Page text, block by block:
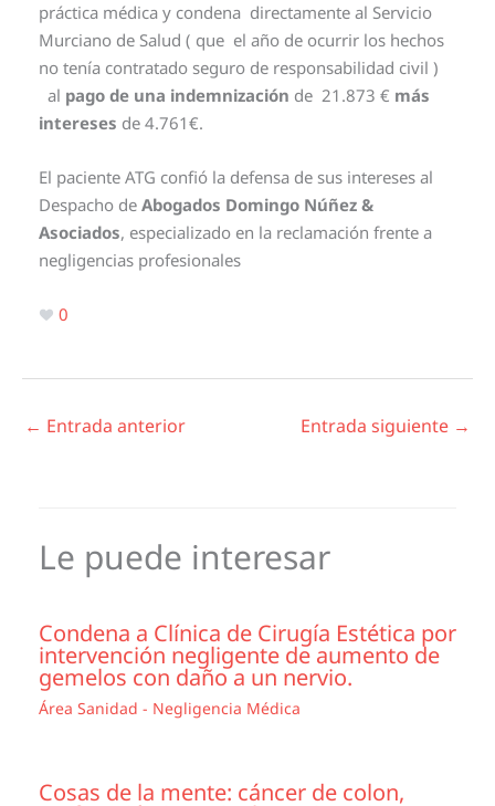
práctica médica y condena directamente al Servicio
Murciano de Salud ( que el año de ocurrir los hechos
no tenía contratado seguro de responsabilidad civil )
al pago de una indemnización de 21.873 € más
intereses de 4.761€.
El paciente ATG confió la defensa de sus intereses al
Despacho de Abogados Domingo Núñez &
Asociados, especializado en la reclamación frente a
negligencias profesionales
0
← Entrada anterior Entrada siguiente →
Le puede interesar
Condena a Clínica de Cirugía Estética por
intervención negligente de aumento de
gemelos con daño a un nervio.
Área Sanidad - Negligencia Médica
Cosas de la mente: cáncer de colon,